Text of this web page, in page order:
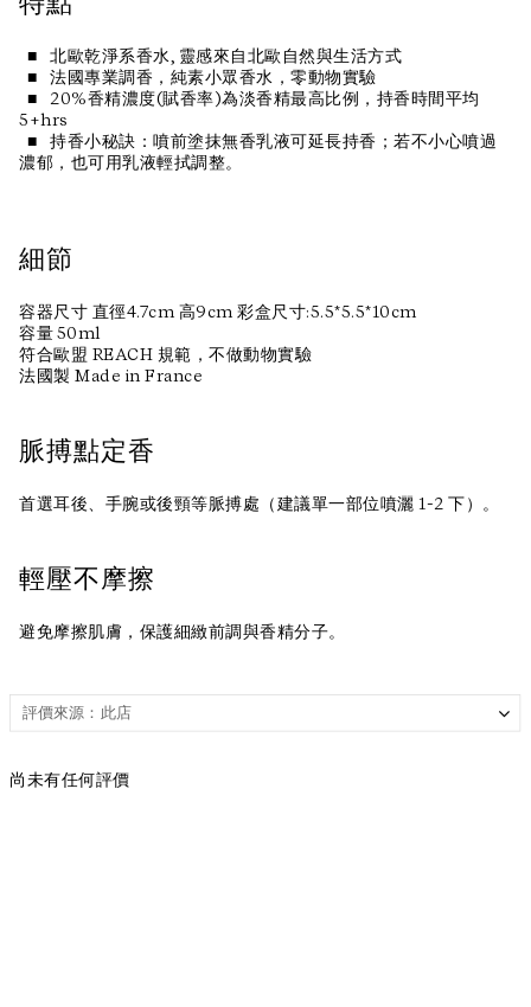
■ 北歐乾淨系香水, 靈感來自北歐自然與生活方式
■ 法國專業調香，純素小眾香水，零動物實驗
■ 20%香精濃度(賦香率)為淡香精最高比例，持香時間平均
5+hrs
■ 持香小秘訣：噴前塗抹無香乳液可延長持香；若不小心噴過
濃郁，也可用乳液輕拭調整。
細節
容器尺寸 直徑4.7cm 高9cm 彩盒尺寸:5.5*5.5*10cm
容量 50ml
符合歐盟 REACH 規範，不做動物實驗
法國製 Made in France
脈搏點定香
首選耳後、手腕或後頸等脈搏處（建議單一部位噴灑 1-2 下）。
輕壓不摩擦
避免摩擦肌膚，保護細緻前調與香精分子。
尚未有任何評價